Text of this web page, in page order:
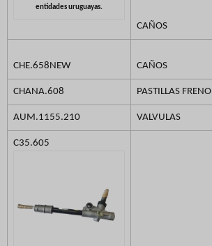
CAÑOS
CHE.658NEW CAÑOS
CHANA.608 PASTILLAS FRENO
AUM.1155.210 VALVULAS
C35.605